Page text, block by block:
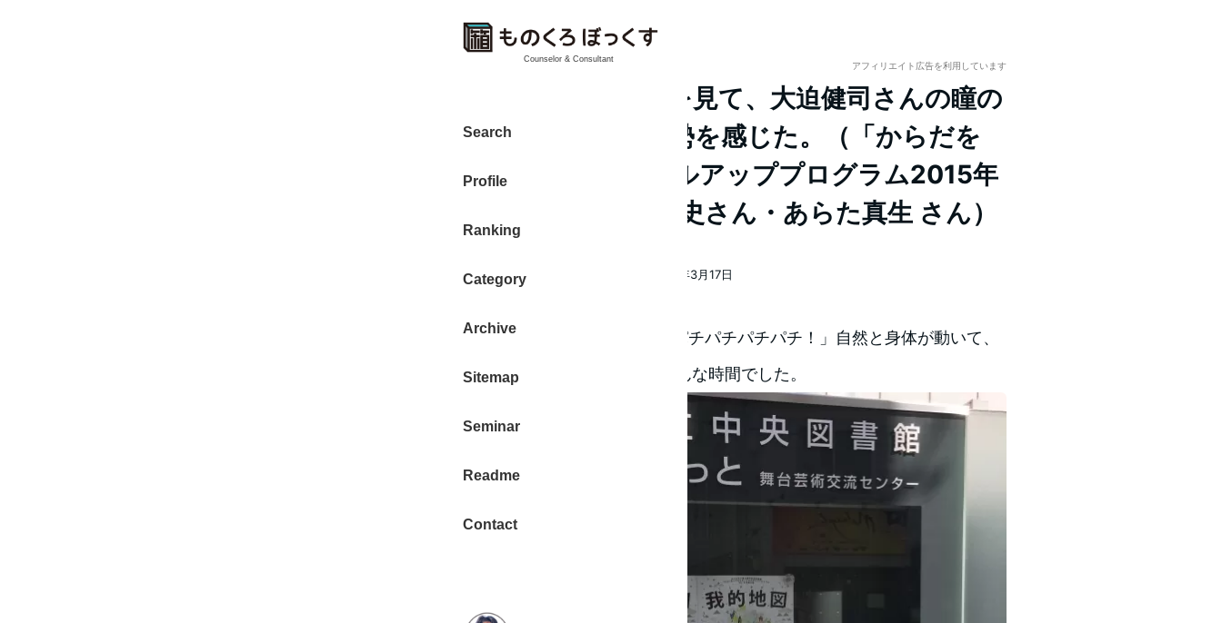
Counselor & Consultant
Search
Profile
Ranking
Category
Archive
Sitemap
Seminar
Readme
Contact
アフィリエイト広告を利用しています
「我的地図」舞台を見て、大迫健司さんの瞳の
輝き、挑戦する姿勢を感じた。（「からだを
とりもどす」スキルアッププログラム2015年
度公演 演出 小池博史さん・あらた真生 さん）
2016年3月17日
著
大東 信仁（ものくろ）
2016年3月17日 午後5時、「パチパチパチパチ！」自然と身体が動いて、
いつまでも拍手していたいそんな時間でした。